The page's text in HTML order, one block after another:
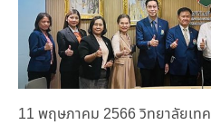
11 พฤษภาคม 2566 วิทยาลัยเ